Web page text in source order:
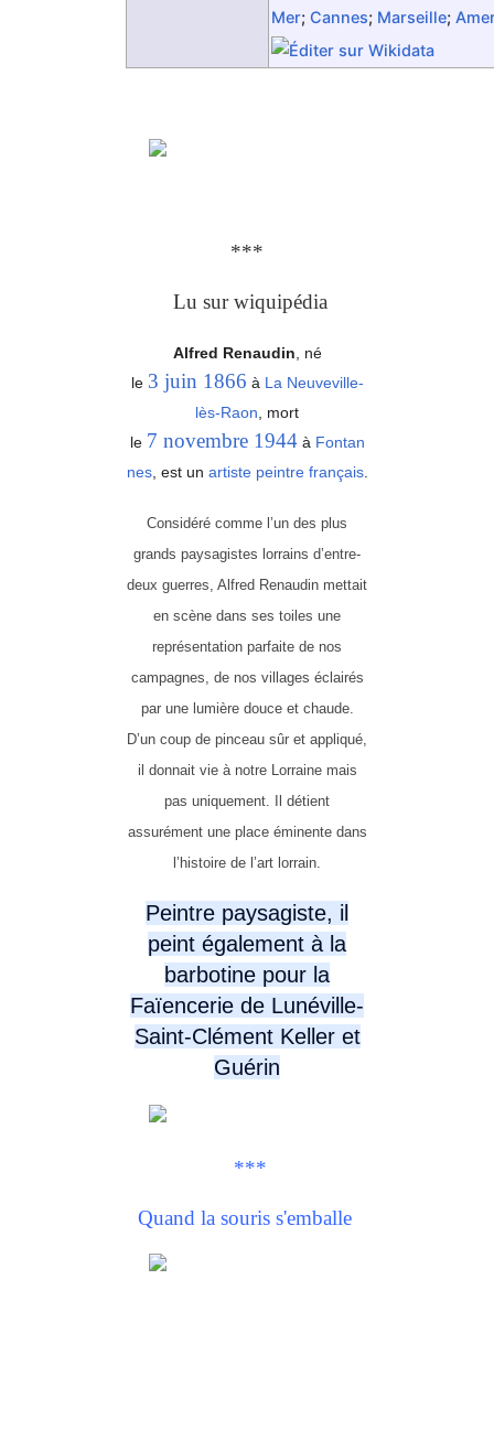
Mer;Cannes; Marseille;
***
Lu sur wiquipédia
Alfred Renaudin , né
le 3 juin 1866 à La Neuveville-
lès-Raon , mort
le 7 novembre 1944à Fontan
nes, est un artiste peintre français.
Considéré comme l’un des plus
grands paysagistes lorrains d’entre-
deux guerres, Alfred Renaudin mettait
en scène dans ses toiles une
représentation parfaite de nos
campagnes, de nos villages éclairés
par une lumière douce et chaude.
D’un coup de pinceau sûr et appliqué,
il donnait vie à notre Lorraine mais
pas uniquement. Il détient
assurément une place éminente dans
l’histoire de l’art lorrain.
Peintre paysagiste, il
peint également à la
barbotine pour la
Faïencerie de Lunéville-
Saint-Clément Keller et
Guérin
***
Quand la souris s'emballe